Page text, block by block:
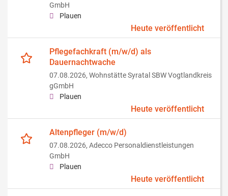
GmbH
Plauen
Heute veröffentlicht
Pflegefachkraft (m/w/d) als
Dauernachtwache
07.08.2026, Wohnstätte Syratal SBW Vogtlandkreis
gGmbH
Plauen
Heute veröffentlicht
Altenpfleger (m/w/d)
07.08.2026, Adecco Personaldienstleistungen
GmbH
Plauen
Heute veröffentlicht